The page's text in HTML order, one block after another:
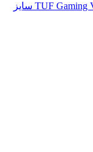
مانیتور مخصوص بازی ایسوس مدل TUF Gaming VG289Q سایز